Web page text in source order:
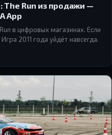
The Run из продажи —
App
в цифровых магазинах. Если
2011 года уйдёт навсегда.